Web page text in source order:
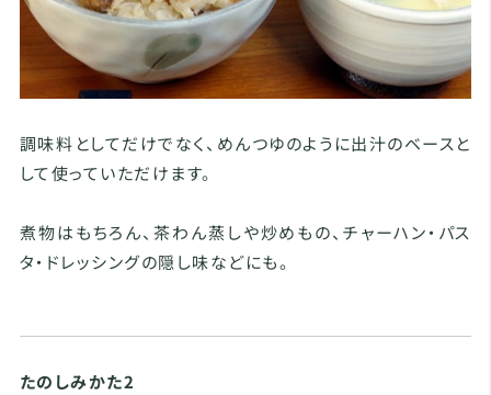
調味料としてだけでなく、めんつゆのように出汁のベースと
して使っていただけます。
煮物はもちろん、茶わん蒸しや炒めもの、チャーハン・パス
タ・ドレッシングの隠し味などにも。
たのしみかた2